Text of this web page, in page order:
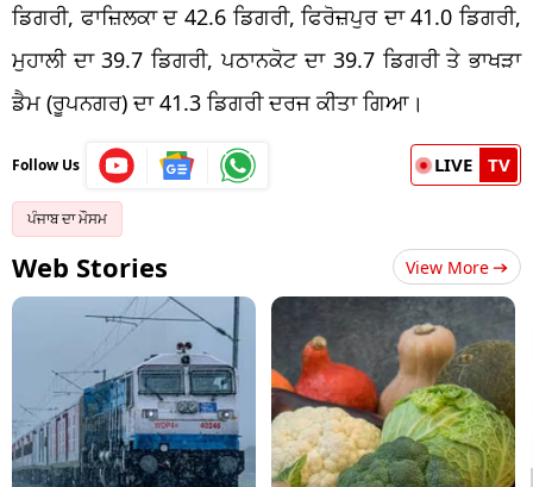
ਡਿਗਰੀ, ਫਾਜ਼ਿਲਕਾ ਦ 42.6 ਡਿਗਰੀ, ਫਿਰੋਜ਼ਪੁਰ ਦਾ 41.0 ਡਿਗਰੀ,
ਮੁਹਾਲੀ ਦਾ 39.7 ਡਿਗਰੀ, ਪਠਾਨਕੋਟ ਦਾ 39.7 ਡਿਗਰੀ ਤੇ ਭਾਖੜਾ
ਡੈਮ (ਰੂਪਨਗਰ) ਦਾ 41.3 ਡਿਗਰੀ ਦਰਜ ਕੀਤਾ ਗਿਆ।
Follow Us LIVE TV
ਪੰਜਾਬ ਦਾ ਮੌਸਮ
Web Stories View More